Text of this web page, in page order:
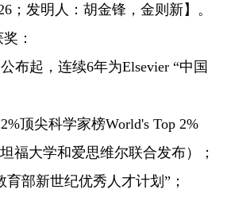
；发明人：胡金锋，金则新】。
：
布起，连续6年为Elsevier “中国
2%顶尖科学家榜World's Top 2%
福大学和爱思维尔联合发布）；
育部新世纪优秀人才计划” ；